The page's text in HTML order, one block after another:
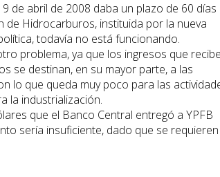
de abril de 2008 daba un plazo de 60 días
de Hidrocarburos, instituida por la nueva
todavía no está funcionando.
problema, ya que los ingresos que
se destinan, en su mayor parte, a las
lo que queda muy poco para las
la industrialización.
que el Banco Central entregó a YPFB
sería insuficiente, dado que se